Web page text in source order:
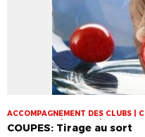
ACCOMPAGNEMENT DES CLUBS |
FOOT LOISIR | FUTSAL | INFOS-
CLUBS
COUPES: Tirage au sort